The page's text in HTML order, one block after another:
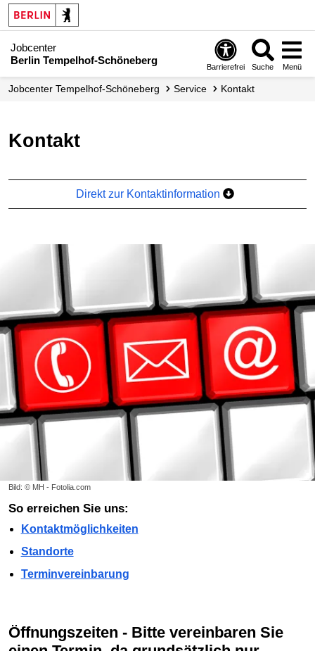
Jobcenter
Berlin Tempelhof-Schöneberg
Barrierefrei Suche Menü
Jobcenter Tempelhof-Schöneberg Service Kontakt
Kontakt
Direkt zur Kontaktinformation
Bild: © MH - Fotolia.com
So erreichen Sie uns:
Kontaktmöglichkeiten
Standorte
Terminvereinbarung
Öffnungszeiten - Bitte vereinbaren Sie